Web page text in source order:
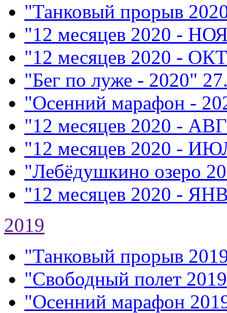
"Танковый прорыв
"12 месяцев 2020 -
"12 месяцев 2020 -
"Бег по луже - 2020"
"Осенний марафон -
"12 месяцев 2020 -
"12 месяцев 2020 -
"Лебёдушкино озеро
"12 месяцев 2020 -
2019
"Танковый прорыв
"Свободный полет
"Осенний марафон